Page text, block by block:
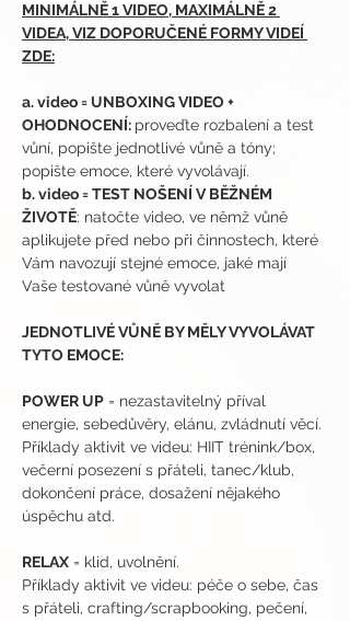
MINIMÁLNĚ 1 VIDEO, MAXIMÁLNĚ 2
VIDEA, VIZ DOPORUČENÉ FORMY VIDEÍ
ZDE:
a. video = UNBOXING VIDEO +
OHODNOCENÍ: proveďte rozbalení a test
vůní, popište jednotlivé vůně a tóny;
popište emoce, které vyvolávají.
b. video = TEST NOŠENÍ V BĚŽNÉM
ŽIVOTĚ: natočte video, ve němž vůně
aplikujete před nebo při činnostech, které
Vám navozují stejné emoce, jaké mají
Vaše testované vůně vyvolat
JEDNOTLIVÉ VŮNĚ BY MĚLY VYVOLÁVAT
TYTO EMOCE:
POWER UP = nezastavitelný příval
energie, sebedůvěry, elánu, zvládnutí věcí.
Příklady aktivit ve videu: HIIT trénink/box,
večerní posezení s přáteli, tanec/klub,
dokončení práce, dosažení nějakého
úspěchu atd.
RELAX = klid, uvolnění.
Příklady aktivit ve videu: péče o sebe, čas
s přáteli, crafting/scrapbooking, pečení,